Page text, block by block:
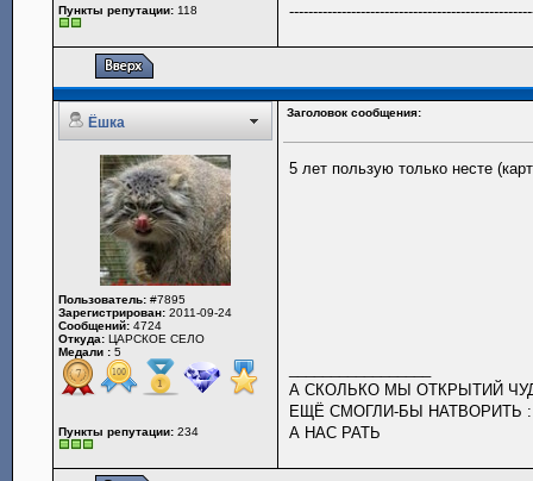
Пункты репутации: 118
Ёшка
Заголовок сообщения:
Пользователь: #7895
Зарегистрирован: 2011-09-24
Сообщений: 4724
Откуда: ЦАРСКОЕ СЕЛО
Медали : 5
Пункты репутации: 234
5 лет пользую только несте
А СКОЛЬКО МЫ ОТКРЫТИЙ
ЕЩЁ СМОГЛИ-БЫ НАТВОРИТЬ :
А НАС РАТЬ